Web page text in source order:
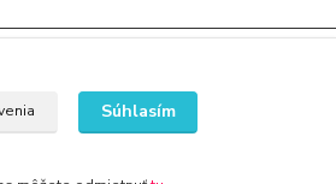
Eshop-rychlo.sk
Súhlasím